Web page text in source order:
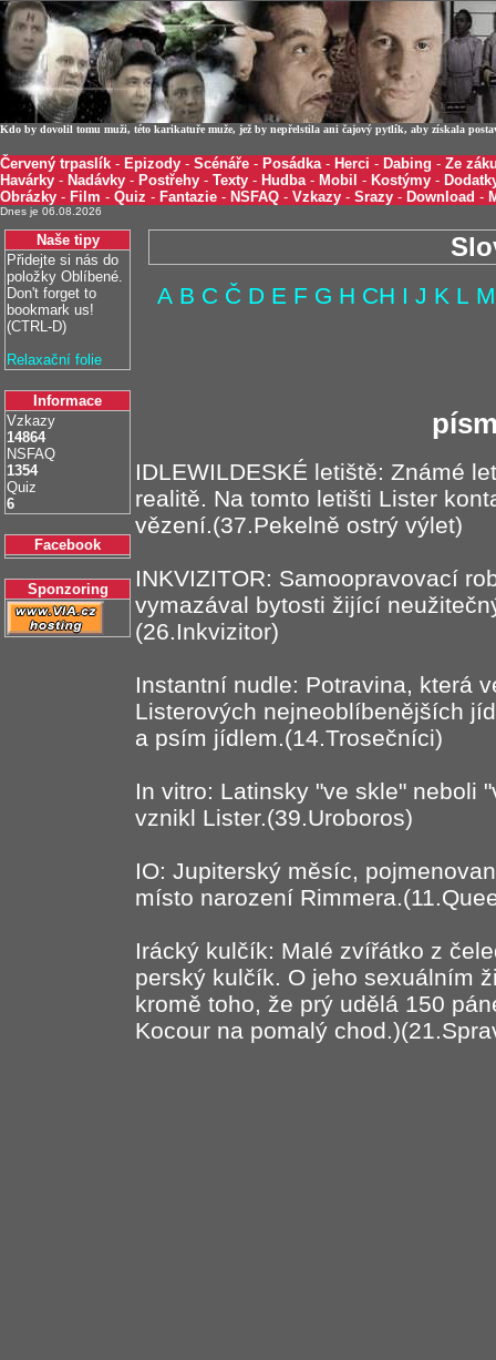
Kdo by dovolil tomu muži, této karikatuře muže, jež by nepřelstila ani čajový pytlík, aby získala
Červený trpaslík - Epizody - Scénáře - Posádka- Herci - Dabing - Ze
Havárky - Nadávky - Postřehy - Texty - Hudba- Mobil - Kostýmy -
Obrázky - Film - Quiz - Fantazie - NSFAQ - Vzkazy - Srazy - Download -
Dnes je 06.08.2026
Naše tipy
Přidejte si nás do
položky Oblíbené.
Don't forget to
bookmark us!
(CTRL-D)
Relaxační folie
Informace
Vzkazy
14864
NSFAQ
1354
Quiz
6
Facebook
Sponzoring
A B C Č D E F G H CH I J K L M
IDLEWILDESKÉ letiště: Známé
realitě. Na tomto letišti Lister
vězení.(37.Pekelně ostrý výlet)
INKVIZITOR: Samoopravovací
vymazával bytosti žijící
(26.Inkvizitor)
Instantní nudle: Potravina, která
Listerových nejneoblíbenějších
a psím jídlem.(14.Trosečníci)
In vitro: Latinsky "ve skle" neboli
vznikl Lister.(39.Uroboros)
IO: Jupiterský měsíc,
místo narození
Irácký kulčík: Malé zvířátko z
perský kulčík. O jeho sexuálním
kromě toho, že prý udělá 150
Kocour na pomalý